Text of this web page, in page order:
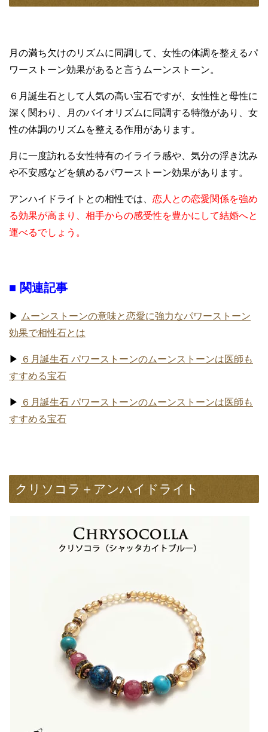
月の満ち欠けのリズムに同調して、女性の体調を整えるパ
ワーストーン効果があると言うムーンストーン。
６月誕生石として人気の高い宝石ですが、女性性と母性に
深く関わり、月のバイオリズムに同調する特徴があり、女
性の体調のリズムを整える作用があります。
月に一度訪れる女性特有のイライラ感や、気分の浮き沈み
や不安感などを鎮めるパワーストーン効果があります。
アンハイドライトとの相性では、 恋人との恋愛関係を強め
る効果が高まり、相手からの感受性を豊かにして結婚へと
運べるでしょう。
■ 関連記事
▶ ムーンストーンの意味と恋愛に強力なパワーストーン
効果で相性石とは
▶
６月誕生石 パワーストーンのムーンストーンは医師も
すすめる宝石
▶
６月誕生石 パワーストーンのムーンストーンは医師も
すすめる宝石
クリソコラ＋アンハイドライト